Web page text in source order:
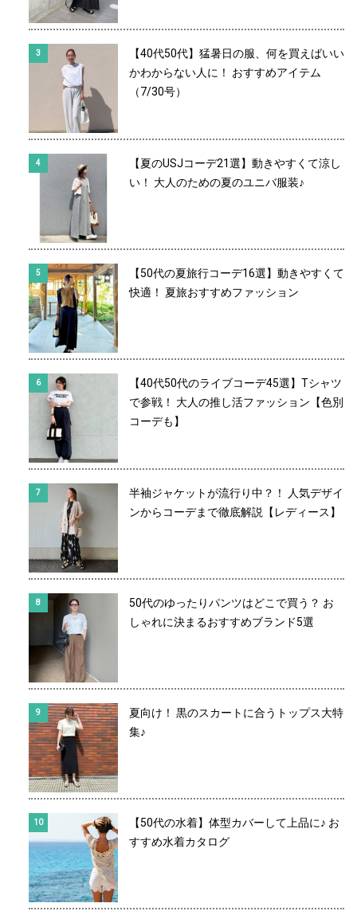
【40代50代】猛暑日の服、何を買えばいい
かわからない人に！ おすすめアイテム
（7/30号）
【夏のUSJコーデ21選】動きやすくて涼し
い！ 大人のための夏のユニバ服装♪
【50代の夏旅行コーデ16選】動きやすくて
快適！ 夏旅おすすめファッション
【40代50代のライブコーデ45選】Tシャツ
で参戦！ 大人の推し活ファッション【色別
コーデも】
半袖ジャケットが流行り中？！ 人気デザイ
ンからコーデまで徹底解説【レディース】
50代のゆったりパンツはどこで買う？ お
しゃれに決まるおすすめブランド5選
夏向け！ 黒のスカートに合うトップス大特
集♪
【50代の水着】体型カバーして上品に♪ お
すすめ水着カタログ